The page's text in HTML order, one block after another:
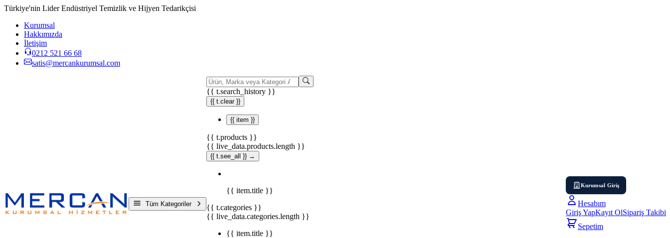
Türkiye'nin Lider Endüstriyel Temizlik ve Hijyen Tedarikçisi
Kurumsal
Hakkımızda
İletişim
0212 521 66 68
satis@mercankurumsal.com
Tüm Kategoriler
{{ t.search_history }}
{{ t.clear }}
{{ item }}
{{ t.products }}
{{ live_data.products.length }}
{{ t.see_all }} →
{{ item.title }}
{{ t.categories }}
{{ live_data.categories.length }}
{{ item.title }}
Kurumsal Giriş
Hesabım
Giriş YapKayıt OlSipariş Takibi
Sepetim